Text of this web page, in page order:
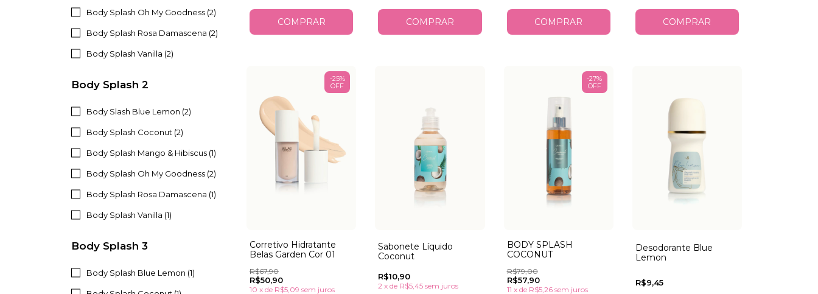
Body Splash Oh My Goodness (2)
Body Splash Rosa Damascena (2)
Body Splash Vanilla (2)
Body Splash 2
Body Slash Blue Lemon (2)
Body Splash Coconut (2)
Body Splash Mango & Hibiscus (1)
Body Splash Oh My Goodness (2)
Body Splash Rosa Damascena (1)
Body Splash Vanilla (1)
Body Splash 3
Body Splash Blue Lemon (1)
Corretivo Hidratante
Belas Garden Cor 01
R$67,90
R$50,90
-25%
OFF
10 x de R$5,09 sem juros
Sabonete Líquido
Coconut
R$10,90
2 xde R$5,45 sem juros
BODY SPLASH
COCONUT
R$79,00
R$57,90
-27%
OFF
11 x de R$5,26 sem juros
Desodorante Blue
Lemon
R$9,45